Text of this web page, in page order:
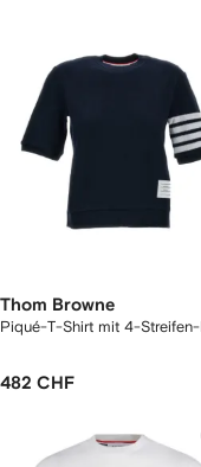
Thom Browne
Piqué-T-Shirt mit 4-
482 CHF